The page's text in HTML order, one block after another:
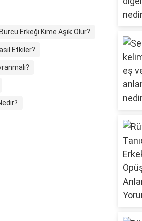
Erkeği Kime Aşık Olur?
Etkiler?